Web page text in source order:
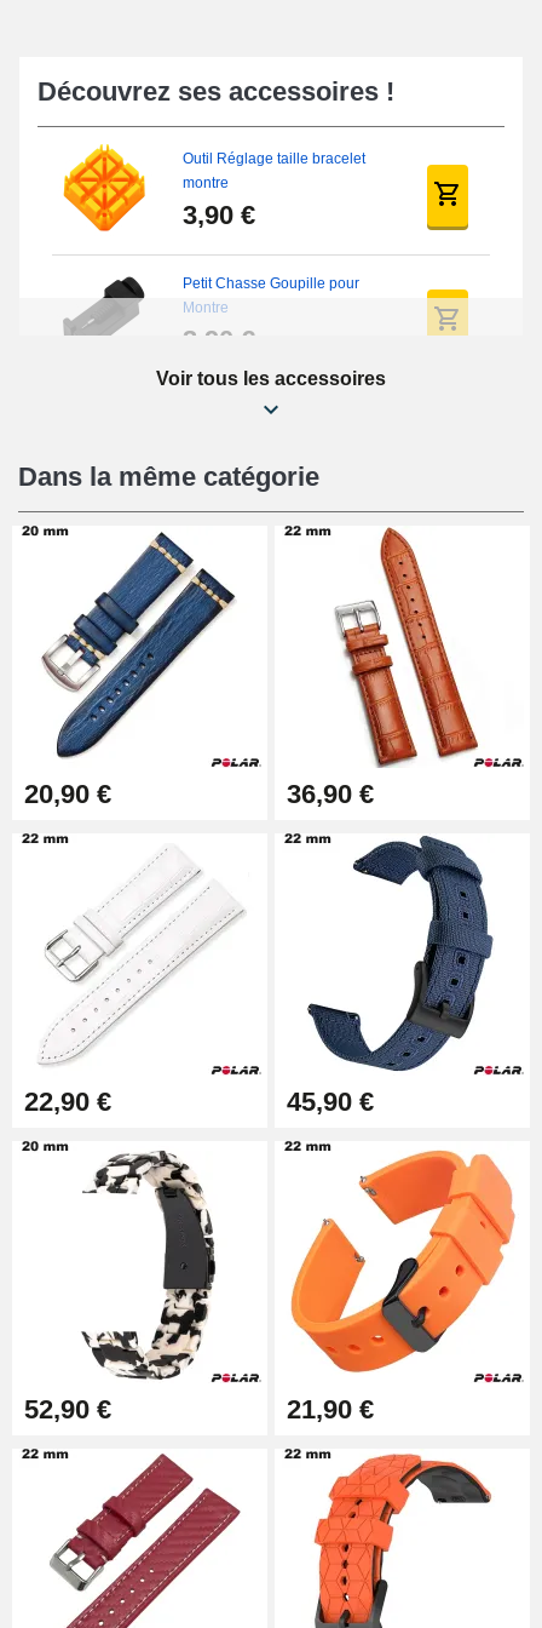
Découvrez ses accessoires !
Outil Réglage taille bracelet
montre
3,90 €
Petit Chasse Goupille pour
Montre
3,90 €
Chasses Goupille Long Montre
19,08 €
Chasse-Goupille Montre
4,90 €
Outil Changement Bracelet
Outil Bracelet Montre pas cher
Kit pour Raccourcir Bracelet
Montre
7,90 €
Kit Réparation Montre Débutant
9,90 €
Kit Horlogerie Débutant
26,90 €
Marteau Horloger pour Goupille
3,90 €
Kit pour Réduire Bracelet
Montre Métal
Voir tous les accessoires
Dans la même catégorie
20,90 € 36,90 €
22,90 € 45,90 €
52,90 € 21,90 €